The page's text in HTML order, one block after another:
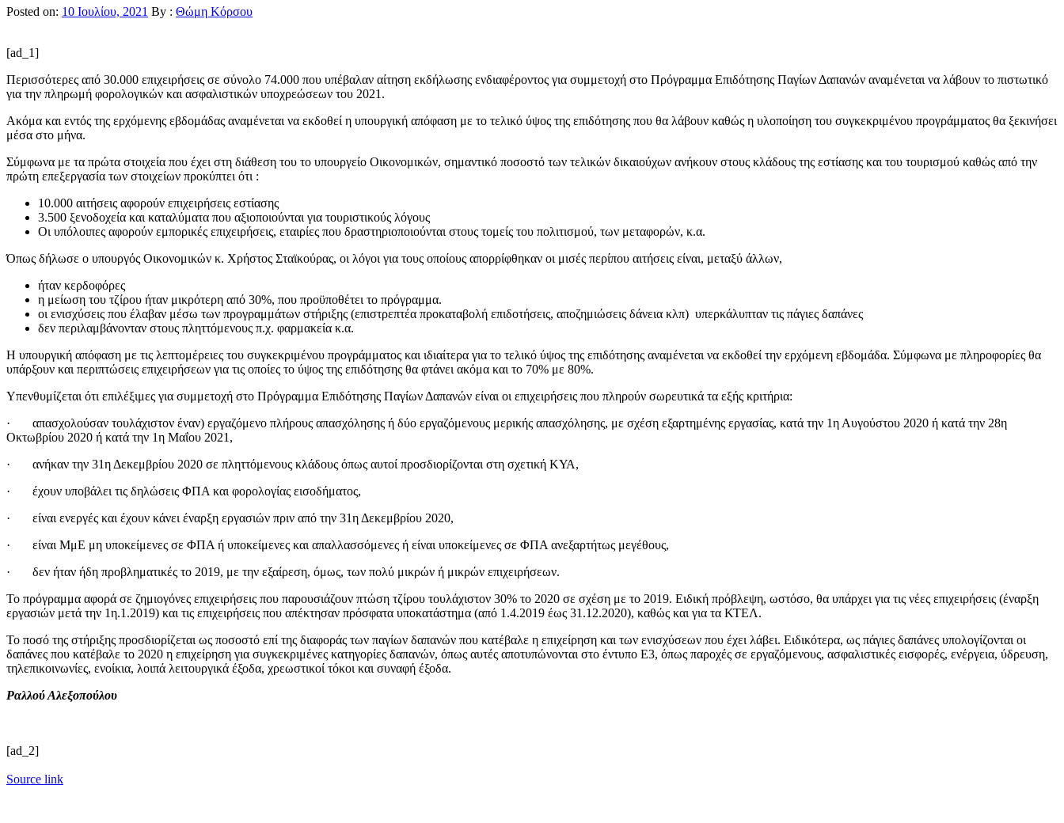
Posted on: 10 Ιουλίου, 2021 By : Θώμη Κόρσου
[ad_1]
Περισσότερες από 30.000 επιχειρήσεις σε σύνολο 74.000 που υπέβαλαν αίτηση εκδήλωσης ενδιαφέροντος για συμμετοχή στο Πρόγραμμα Επιδότησης Παγίων Δαπανών αναμένεται να λάβουν το πιστωτικό
για την πληρωμή φορολογικών και ασφαλιστικών υποχρεώσεων του 2021.
Ακόμα και εντός της ερχόμενης εβδομάδας αναμένεται να εκδοθεί η υπουργική απόφαση με το τελικό ύψος της επιδότησης που θα λάβουν καθώς η υλοποίηση του συγκεκριμένου προγράμματος θα ξεκινήσει
μέσα στο μήνα.
Σύμφωνα με τα πρώτα στοιχεία που έχει στη διάθεση του το υπουργείο Οικονομικών, σημαντικό ποσοστό των τελικών δικαιούχων ανήκουν στους κλάδους της εστίασης και του τουρισμού καθώς από την
πρώτη επεξεργασία των στοιχείων προκύπτει ότι :
10.000 αιτήσεις αφορούν επιχειρήσεις εστίασης
3.500 ξενοδοχεία και καταλύματα που αξιοποιούνται για τουριστικούς λόγους
Οι υπόλοιπες αφορούν εμπορικές επιχειρήσεις, εταιρίες που δραστηριοποιούνται στους τομείς του πολιτισμού, των μεταφορών, κ.α.
Όπως δήλωσε ο υπουργός Οικονομικών κ. Χρήστος Σταϊκούρας, οι λόγοι για τους οποίους απορρίφθηκαν οι μισές περίπου αιτήσεις είναι, μεταξύ άλλων,
ήταν κερδοφόρες
η μείωση του τζίρου ήταν μικρότερη από 30%, που προϋποθέτει το πρόγραμμα.
οι ενισχύσεις που έλαβαν μέσω των προγραμμάτων στήριξης (επιστρεπτέα προκαταβολή επιδοτήσεις, αποζημιώσεις δάνεια κλπ) υπερκάλυπταν τις πάγιες δαπάνες
δεν περιλαμβάνονταν στους πληττόμενους π.χ. φαρμακεία κ.α.
Η υπουργική απόφαση με τις λεπτομέρειες του συγκεκριμένου προγράμματος και ιδιαίτερα για το τελικό ύψος της επιδότησης αναμένεται να εκδοθεί την ερχόμενη εβδομάδα. Σύμφωνα με πληροφορίες θα
υπάρξουν και περιπτώσεις επιχειρήσεων για τις οποίες το ύψος της επιδότησης θα φτάνει ακόμα και το 70% με 80%.
Υπενθυμίζεται ότι επιλέξιμες για συμμετοχή στο Πρόγραμμα Επιδότησης Παγίων Δαπανών είναι οι επιχειρήσεις που πληρούν σωρευτικά τα εξής κριτήρια:
· απασχολούσαν τουλάχιστον έναν) εργαζόμενο πλήρους απασχόλησης ή δύο εργαζόμενους μερικής απασχόλησης, με σχέση εξαρτημένης εργασίας, κατά την 1η Αυγούστου 2020 ή κατά την 28η
Οκτωβρίου 2020 ή κατά την 1η Μαΐου 2021,
· ανήκαν την 31η Δεκεμβρίου 2020 σε πληττόμενους κλάδους όπως αυτοί προσδιορίζονται στη σχετική ΚΥΑ,
· έχουν υποβάλει τις δηλώσεις ΦΠΑ και φορολογίας εισοδήματος,
· είναι ενεργές και έχουν κάνει έναρξη εργασιών πριν από την 31η Δεκεμβρίου 2020,
· είναι ΜμΕ μη υποκείμενες σε ΦΠΑ ή υποκείμενες και απαλλασσόμενες ή είναι υποκείμενες σε ΦΠΑ ανεξαρτήτως μεγέθους,
· δεν ήταν ήδη προβληματικές το 2019, με την εξαίρεση, όμως, των πολύ μικρών ή μικρών επιχειρήσεων.
Το πρόγραμμα αφορά σε ζημιογόνες επιχειρήσεις που παρουσιάζουν πτώση τζίρου τουλάχιστον 30% το 2020 σε σχέση με το 2019. Ειδική πρόβλεψη, ωστόσο, θα υπάρχει για τις νέες επιχειρήσεις (έναρξη
εργασιών μετά την 1η.1.2019) και τις επιχειρήσεις που απέκτησαν πρόσφατα υποκατάστημα (από 1.4.2019 έως 31.12.2020), καθώς και για τα ΚΤΕΛ.
Το ποσό της στήριξης προσδιορίζεται ως ποσοστό επί της διαφοράς των παγίων δαπανών που κατέβαλε η επιχείρηση και των ενισχύσεων που έχει λάβει. Ειδικότερα, ως πάγιες δαπάνες υπολογίζονται οι
δαπάνες που κατέβαλε το 2020 η επιχείρηση για συγκεκριμένες κατηγορίες δαπανών, όπως αυτές αποτυπώνονται στο έντυπο Ε3, όπως παροχές σε εργαζόμενους, ασφαλιστικές εισφορές, ενέργεια, ύδρευση,
τηλεπικοινωνίες, ενοίκια, λοιπά λειτουργικά έξοδα, χρεωστικοί τόκοι και συναφή έξοδα.
Ραλλού Αλεξοπούλου
[ad_2]
Source link